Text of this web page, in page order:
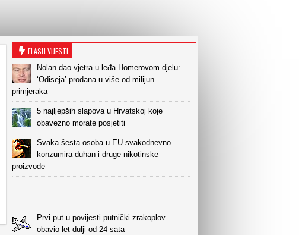
FLASH VIJESTI
Nolan dao vjetra u leđa Homerovom djelu:
‘Odiseja’ prodana u više od milijun
primjeraka
5 najljepših slapova u Hrvatskoj koje
obavezno morate posjetiti
Svaka šesta osoba u EU svakodnevno
konzumira duhan i druge nikotinske
proizvode
Prvi put u povijesti putnički zrakoplov
obavio let dulji od 24 sata